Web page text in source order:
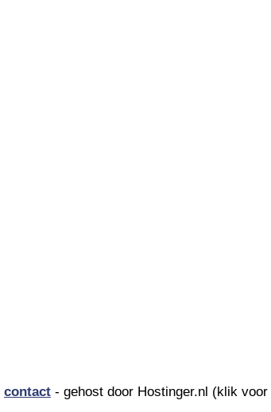
contact - gehost door Hostinger.nl (klik voor